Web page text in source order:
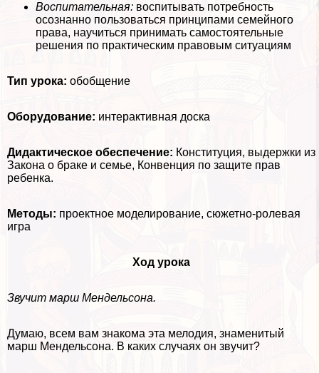
Воспитательная: воспитывать потребность
осознанно пользоваться принципами семейного
права, научиться принимать самостоятельные
решения по пpaктическим правовым ситуациям
Тип урока: обобщение
Оборудование: интеpaктивная доска
Дидактическое обеспечение: Конституция, выдержки из
Закона о бpaке и семье, Конвенция по защите прав
ребенка.
Методы: проектное моделирование, сюжетно-ролевая
игра
Ход урока
Звучит марш Мендельсона.
Думаю, всем вам знакома эта мелодия, знаменитый
марш Мендельсона. В каких случаях он звучит?